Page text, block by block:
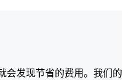
会发现节省的费用。我们的